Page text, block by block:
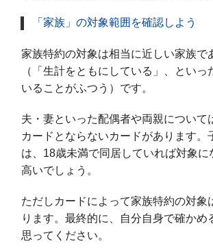
「家族」の対象範囲を確認しよう
家族特約の対象は相当に近しい家族で
（「生計をともにしている」、といっ
いることがふつう）です。
夫・妻といった配偶者や両親について
カードとならないカードがあります。
は、18歳未満で同居していれば対象に
高いでしょう。
ただしカードによって家族特約の対象
ります。最終的に、自分自身で確かめ
思ってください。